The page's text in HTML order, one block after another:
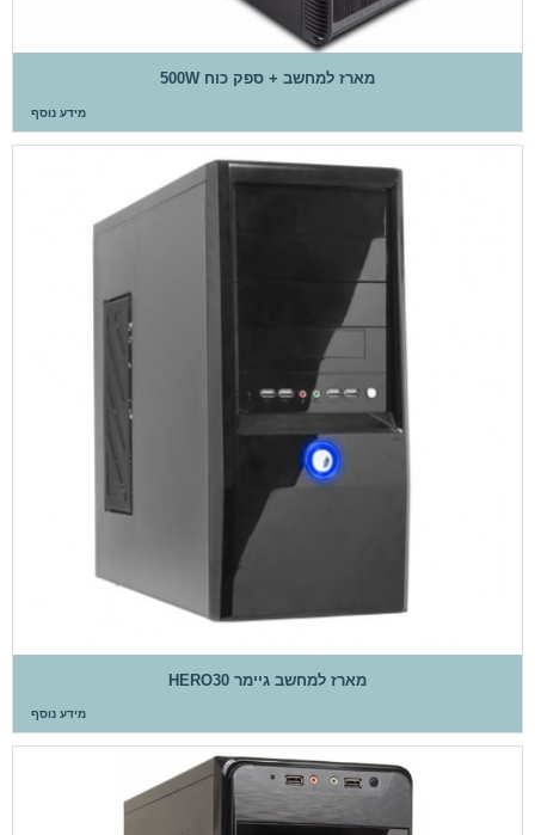
מארז למחשב + ספק כוח 500W
מידע נוסף
מארז למחשב גיימר HERO30
מידע נוסף